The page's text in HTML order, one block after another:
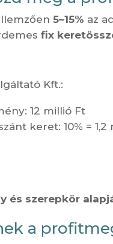
5–15% az
fix
Kft.:
12 millió Ft
keret: 10% = 1,2
és szerepkör
a